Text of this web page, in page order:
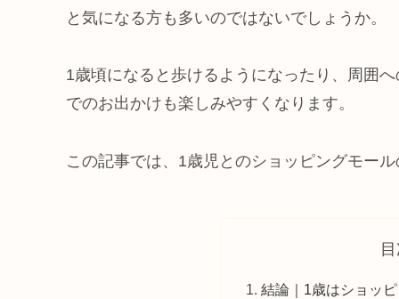
と気になる方も多いのではないでしょうか。
1歳頃になると歩けるようになったり、周囲
でのお出かけも楽しみやすくなります。
この記事では、1歳児とのショッピングモー
結論｜1歳はショッ